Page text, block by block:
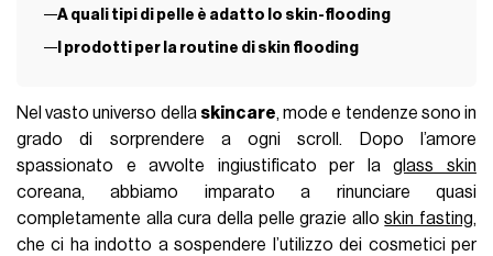
A quali tipi di pelle è adatto lo skin-flooding
I prodotti per la routine di skin flooding
Nel vasto universo della skincare, mode e tendenze sono in
grado di sorprendere a ogni scroll. Dopo l’amore
spassionato e avvolte ingiustificato per laglass skin
coreana, abbiamo imparato a rinunciare quasi
completamente alla cura della pelle grazie alloskin fasting,
che ci ha indotto a sospendere l’utilizzo dei cosmetici per